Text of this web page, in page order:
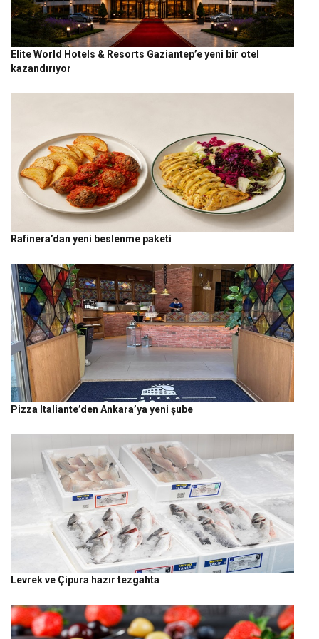
Elite World Hotels & Resorts Gaziantep’e yeni bir otel
kazandırıyor
Rafinera’dan yeni beslenme paketi
Pizza Italiante’den Ankara’ya yeni şube
Levrek ve Çipura hazır tezgahta